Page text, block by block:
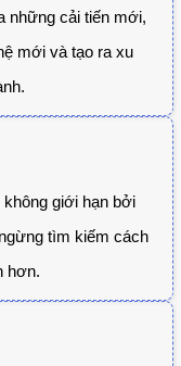
những cải tiến mới,
mới và tạo ra xu
giới hạn bởi
tìm kiếm cách
hơn.